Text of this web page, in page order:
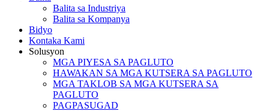
Balita sa Industriya
Balita sa Kompanya
Bidyo
Kontaka Kami
Solusyon
MGA PIYESA SA PAGLUTO
HAWAKAN SA MGA KUTSERA SA PAGLUTO
MGA TAKLOB SA MGA KUTSERA SA
PAGLUTO
PAGPASUGAD